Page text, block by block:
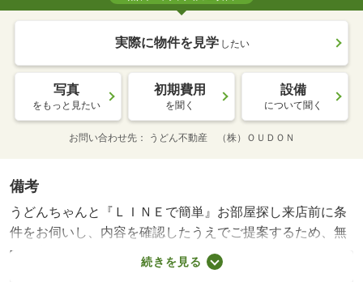
実際に物件を見学 したい
写真
をもっと見たい
初期費用
を聞く
設備
について聞く
お問い合わせ先 うどん不動産 （株）ＯＵＤＯＮ
備考
うどんちゃんと『ＬＩＮＥで簡単』お部屋探し来店前に条
件をお伺いし、内容を確認したうえでご提案するため、無
駄な内覧やしつこい営業はありません。「何から始めれば
いいかわからない」「忙しくて来店の時間が取れない」そ
続きを見る